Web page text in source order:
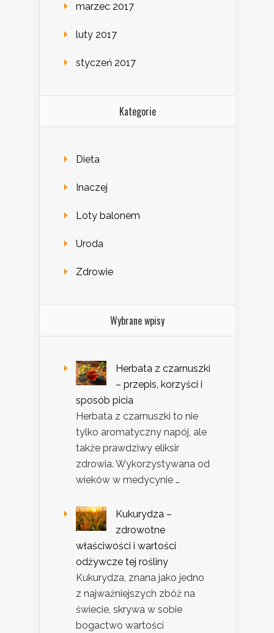
marzec 2017
luty 2017
styczeń 2017
Kategorie
Dieta
Inaczej
Loty balonem
Uroda
Zdrowie
Wybrane wpisy
Herbata z czarnuszki
– przepis, korzyści i
sposób picia
Herbata z czarnuszki to nie
tylko aromatyczny napój, ale
także prawdziwy eliksir
zdrowia. Wykorzystywana od
wieków w medycynie …
Kukurydza –
zdrowotne
właściwości i wartości
odżywcze tej rośliny
Kukurydza, znana jako jedno
z najważniejszych zbóż na
świecie, skrywa w sobie
bogactwo wartości